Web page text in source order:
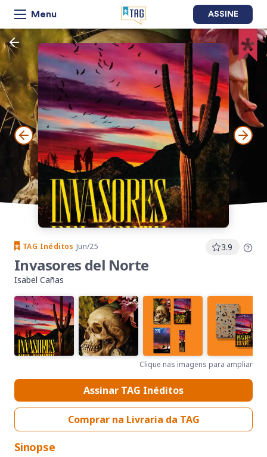
Menu ASSINE
TAG Inéditos Jun/25 3.9
Invasores del Norte
Isabel Cañas
Clique nas imagens para ampliar
Assinar TAG Inéditos
Comprar na Livraria da TAG
Sinopse